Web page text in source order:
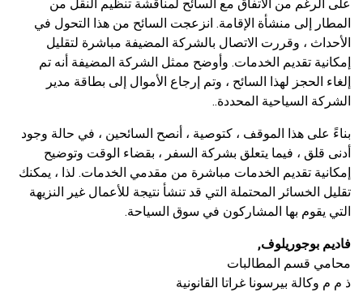
على الرغم من الاتفاق مع السائح لمناقشة تنظيم النقل من
المطار إلى منشأة الإقامة. انزعجت السائح من هذا التحول في
الأحداث ، وقررت الاتصال بالشركة المضيفة مباشرة لتقليل
إمكانية تقديم الخدمات. وأوضح ممثل الشركة المضيفة أنه تم
إلغاء الحجز لهذا السائح ، وتم إرجاع الأموال إلى بطاقة مدير
الشركة السياحية المحددة..
بناءً على هذا الموقف ، كتوصية ، أنصح السائحين ، في حالة وجود
أدنى قلق ، فيما يتعلق بشركة السفر ، بقضاء الوقت وتوضيح
إمكانية تقديم الخدمات مباشرة من مقدمي الخدمات. لذا ، يمكنك
تقليل الخسائر المحتملة التي قد تنشأ نتيجة للأعمال غير النزيهة
التي يقوم بها المشاركون في سوق السياحة.
فاديم بوجوريلوف,
محامي قسم المطالبات
ذ م م وكالة بيرسونا غراتا القانونية